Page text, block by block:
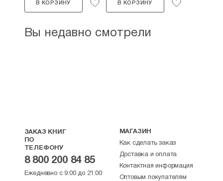
В КОРЗИНУ В КОРЗИНУ
Вы недавно смотрели
ЗАКАЗ КНИГ
ПО
ТЕЛЕФОНУ
8 800 200 84 85
Ежедневно с 9:00 до 21:00
МАГАЗИН
Как сделать заказ
Доставка и оплата
Контактная информация
Оптовым покупателям